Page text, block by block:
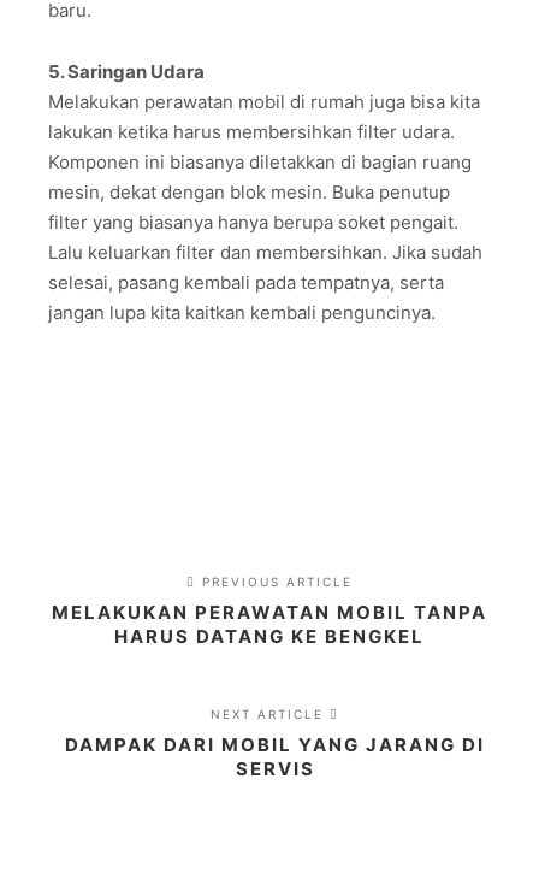
baru.
5. Saringan Udara
Melakukan perawatan mobil di rumah juga bisa kita
lakukan ketika harus membersihkan filter udara.
Komponen ini biasanya diletakkan di bagian ruang
mesin, dekat dengan blok mesin. Buka penutup
filter yang biasanya hanya berupa soket pengait.
Lalu keluarkan filter dan membersihkan. Jika sudah
selesai, pasang kembali pada tempatnya, serta
jangan lupa kita kaitkan kembali penguncinya.
PREVIOUS ARTICLE
MELAKUKAN PERAWATAN MOBIL TANPA
HARUS DATANG KE BENGKEL
NEXT ARTICLE
DAMPAK DARI MOBIL YANG JARANG DI
SERVIS